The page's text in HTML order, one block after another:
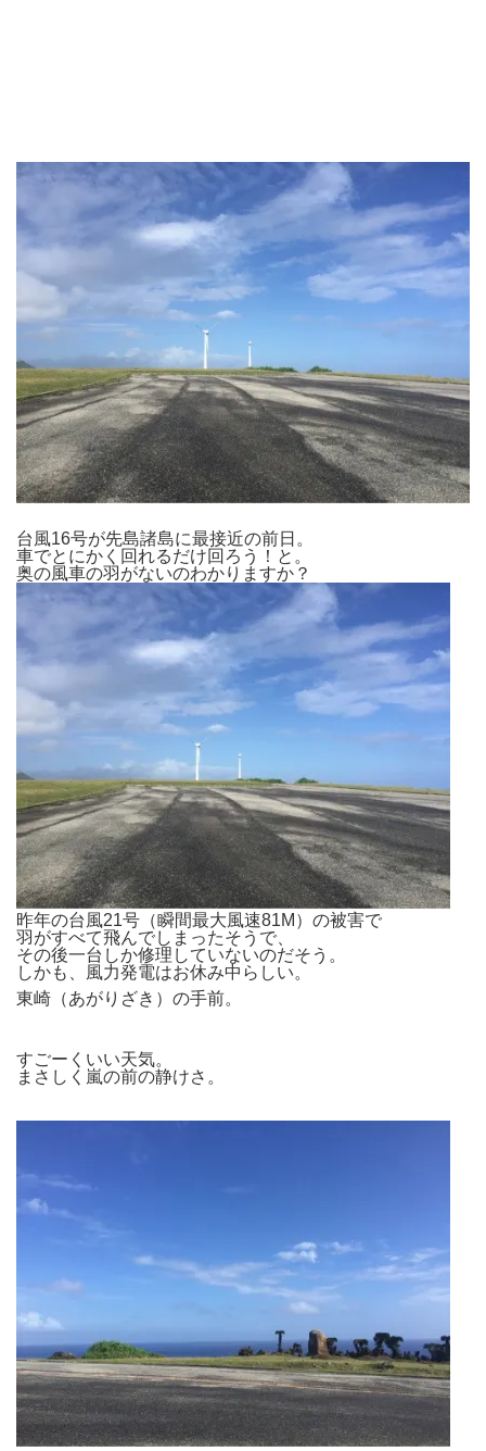
台風16号が先島諸島に最接近の前日。
車でとにかく回れるだけ回ろう！と。
奥の風車の羽がないのわかりますか？
昨年の台風21号（瞬間最大風速81M）の被害で
羽がすべて飛んでしまったそうで、
その後一台しか修理していないのだそう。
しかも、風力発電はお休み中らしい。
東崎（あがりざき）の手前。
すごーくいい天気。
まさしく嵐の前の静けさ。